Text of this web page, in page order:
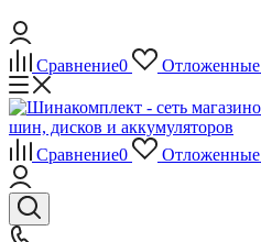
Сравнение0 Отложенные
Сравнение0 Отложенные